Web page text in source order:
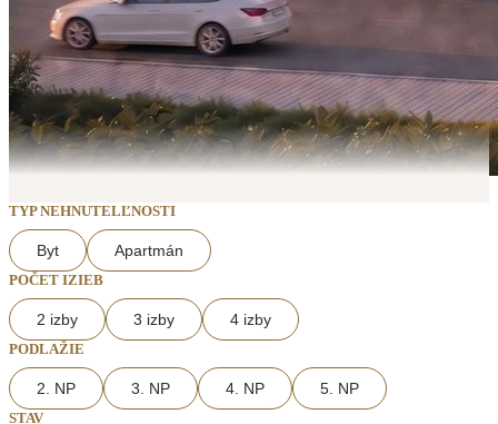
TYP NEHNUTELĽNOSTI
Byt Apartmán
POČET IZIEB
2 izby 3 izby 4 izby
PODLAŽIE
2. NP 3. NP 4. NP 5. NP
STAV